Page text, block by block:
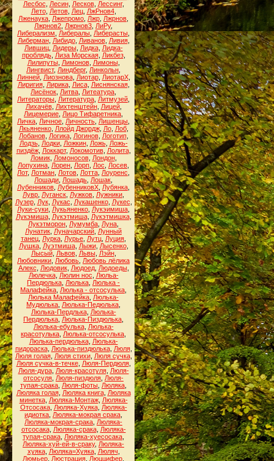
Лесбос
Лесин, Лесков, Лессинг,
Лето, Летов, Лец, ЛжРнов4,
Лженаука Лжепромо Лжр Лжрнов
Лжрнов2 Лжрнов3 ЛиРу,
Либерализм
Либералы Либерасты
Либерман, Либидо, Ливанов, Ливия,
Лившиц, Лидеры, Лидка, Лидка-
проблядь, Лиза Морская, Ликбез,
Лилипуты, Лимонов, Лимоны,
Лингвист, Линдберг, Линкольн
Линней, Лиознова, Лиотар, ЛиотарХ,
Лиригия, Лирика, Лиса, Лиснянская,
Лисёнок Литва Литеатура
Литераторы Литература Литмузей
Лихачёв, Лихтенштейн, Лицей,
Лицемерие Лицо Тифаретника
Личка Личное Личность Лишенцы
Лкьяненко, Ллойд Джордж, Ло, Лоб,
Лобанов, Логика, Логинов, Логотип,
Лодзь, Лодки, Ложкин, Ложь, Ложь-
пиздёж, Локкарт, Локомотив, Лолита,
Ломик, Ломоносов, Лондон,
Лопухина Лорен Лорп Лос Лосев
Лот, Лотман Лотов Лотта Лоуренс
Лошади Лошадь Лошак
Лубенников ЛубенниковХ Лубянка
Лувр Луганск Лужков Лужники
Лузер, Лук, Лукас Лукашенко, Лукес
Луки-суки Лукьяненко Лукэимиша
Лукэмиша, Лукэтмиша, Лукэтмишка,
Лукэтморон Лумумба Луна
Лунатик Луначарский Лунный
танец Лурка Лурье Лутц Луция
Лушка, Луэтмиша, Лыжи, Лысенко,
Лысый, Львов, Львы, Лэйн,
Любовники Любовь Любовь лёлика
Алекс
Людовик, Людоед, Людоеды,
Люлечка, Люлин нос
Люльа-
Пердюлька Люлька Люлька -
Малафейка Люлька - отсосулька
Люлька Малафейка Люлька-
Мудюлька Люлька-Педюлька
Люлька-Пердлька, Люлька-
Пердюлька Люлька-Пиздюлька
Люлька-ебулька, Люлька-
красотулька Люлька-отсосулька
Люлька-пердюлька, Люлька-
пидораска, Люлька-пиздюлька, Люля,
Люля голая, Люля стихи, Люля сучка,
Люля сучка-в-течке, Люля-Пердюля,
Люля-дура, Люля-красотуля, Люля-
отсосуля Люля-пиздюля Люля-
тупая-срака Люля-фоты Люляка
Люляка голая, Люляка книга, Люляка
минетка, Люляка-Монтаж, Люляка-
Отсосака, Люляка-Хуяка, Люляка-
идиотка Люляка-мокрая срака
Люляка-мокрая-срака Люляка-
отсосака, Люляка-срака, Люляка-
тупая-срака Люляка-хуесосака
Люляка-хуй-ей-в-сраку, Люляка-
хуяка, Люляка=Хуяка, Люляч
Люмьер Люстрация Люццифер